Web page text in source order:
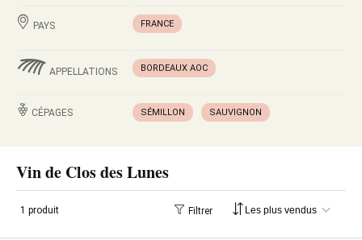
PAYS FRANCE
APPELLATIONS BORDEAUX AOC
CÉPAGES SÉMILLON SAUVIGNON
Vin de Clos des Lunes
1 produit Filtrer